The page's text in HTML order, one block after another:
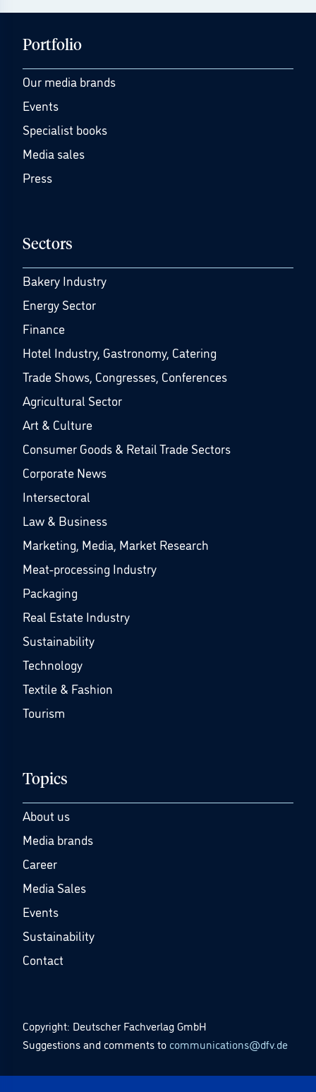
Portfolio
Our media brands
Events
Specialist books
Media sales
Press
Sectors
Bakery Industry
Energy Sector
Finance
Hotel Industry, Gastronomy, Catering
Trade Shows, Congresses, Conferences
Agricultural Sector
Art & Culture
Consumer Goods & Retail Trade Sectors
Corporate News
Intersectoral
Law & Business
Marketing, Media, Market Research
Meat-processing Industry
Packaging
Real Estate Industry
Sustainability
Technology
Textile & Fashion
Tourism
Topics
About us
Media brands
Career
Media Sales
Events
Sustainability
Contact
Copyright: Deutscher Fachverlag GmbH
Suggestions and comments to communications@dfv.de